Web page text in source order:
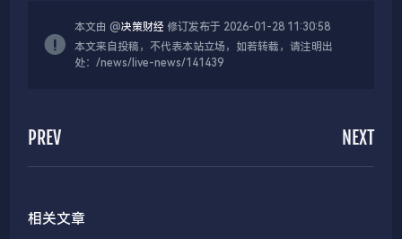
本文由 @决策财经 修订发布于 2026-01-28 11:30:58
本文来自投稿，不代表本站立场，如若转载，请注明出
处：/news/live-news/141439
PREV NEXT
相关文章